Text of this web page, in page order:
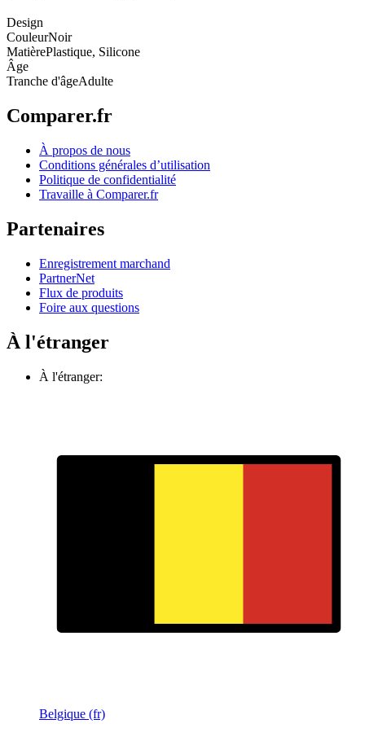
Design
CouleurNoir
MatièrePlastique, Silicone
Âge
Tranche d'âgeAdulte
Comparer.fr
À propos de nous
Conditions générales d’utilisation
Politique de confidentialité
Travaille à Comparer.fr
Partenaires
Enregistrement marchand
PartnerNet
Flux de produits
Foire aux questions
À l'étranger
À l'étranger:
Belgique (fr)